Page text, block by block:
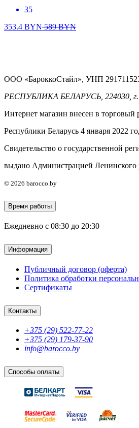
35
353.4 BYN589BYN
ООО «БароккоСтайл», УНП
РЕСПУБЛИКА БЕЛАРУСЬ, 224030, г.
Интернет магазин внесен в торговый
Республики Беларусь 4 января 2022
Свидетельство о государственной
выдано Администрацией Ленинского
© 2026 barocco.by
Время работы
Ежедневно с 08:30 до 20:30
Информация
Публичный договор (оферта)
Политика обработки
Сертификаты
Контакты
+375 (29) 522-77-22
+375 (29) 179-37-90
info@barocco.by
Способы оплаты